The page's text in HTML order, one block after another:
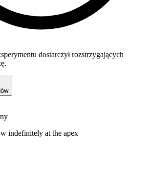
dostarczył rozstrzygających
indefinitely at the apex